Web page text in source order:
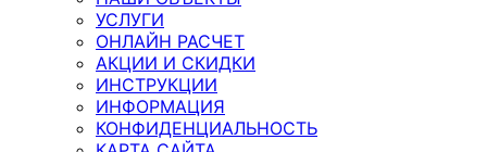
УСЛУГИ
ОНЛАЙН РАСЧЕТ
АКЦИИ И СКИДКИ
ИНСТРУКЦИИ
ИНФОРМАЦИЯ
КОНФИДЕНЦИАЛЬНОСТЬ